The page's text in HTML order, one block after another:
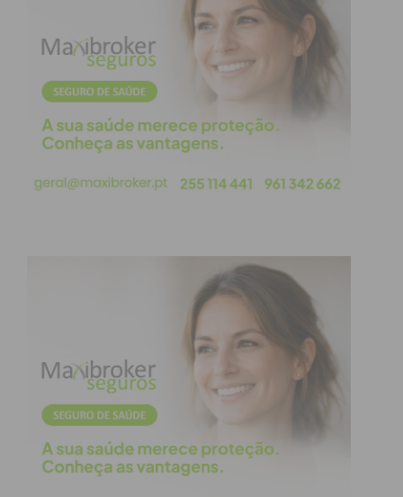
Subscreva a newsletter do
Imediato
Assine nossa newsletter por e-mail e
obtenha de forma regular a informação
atualizada.
Eu li e concordo com ostermos e
condições